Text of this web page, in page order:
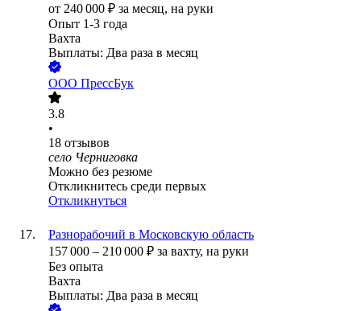
от 240 000 ₽ за месяц, на руки
Опыт 1-3 года
Вахта
Выплаты: Два раза в месяц
ООО ПрессБук
3.8
•
18 отзывов
село Черниговка
Можно без резюме
Откликнитесь среди первых
Откликнуться
Разнорабочий в Московскую область
157 000 – 210 000 ₽ за вахту, на руки
Без опыта
Вахта
Выплаты: Два раза в месяц